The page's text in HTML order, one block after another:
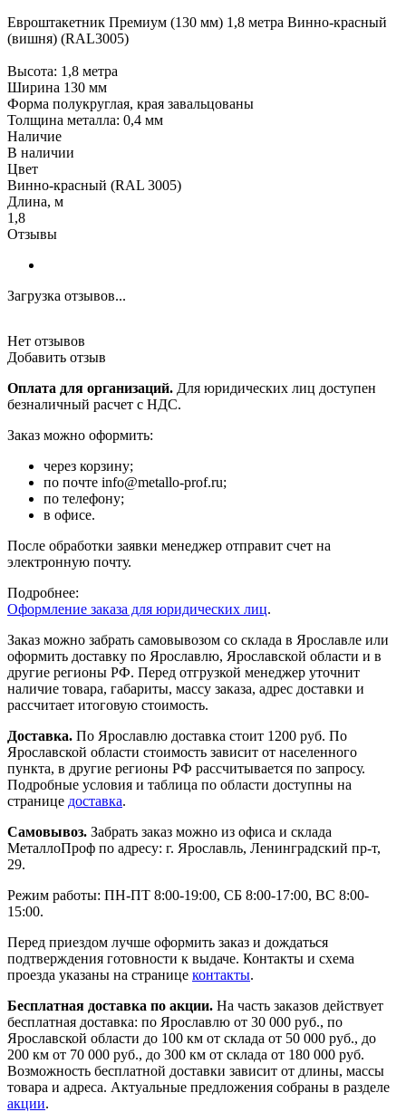
Евроштакетник Премиум (130 мм) 1,8 метра Винно-красный
(вишня) (RAL3005)
Высота: 1,8 метра
Ширина 130 мм
Форма полукруглая, края завальцованы
Толщина металла: 0,4 мм
Наличие
В наличии
Цвет
Винно-красный (RAL 3005)
Длина, м
1,8
Отзывы
Загрузка отзывов...
Нет отзывов
Добавить отзыв
Оплата для организаций. Для юридических лиц доступен
безналичный расчет с НДС.
Заказ можно оформить:
через корзину;
по почте info@metallo-prof.ru;
по телефону;
в офисе.
После обработки заявки менеджер отправит счет на
электронную почту.
Подробнее:
Оформление заказа для юридических лиц.
Заказ можно забрать самовывозом со склада в Ярославле или
оформить доставку по Ярославлю, Ярославской области и в
другие регионы РФ. Перед отгрузкой менеджер уточнит
наличие товара, габариты, массу заказа, адрес доставки и
рассчитает итоговую стоимость.
Доставка. По Ярославлю доставка стоит 1200 руб. По
Ярославской области стоимость зависит от населенного
пункта, в другие регионы РФ рассчитывается по запросу.
Подробные условия и таблица по области доступны на
странице доставка.
Самовывоз. Забрать заказ можно из офиса и склада
МеталлоПроф по адресу: г. Ярославль, Ленинградский пр-т,
29.
Режим работы: ПН-ПТ 8:00-19:00, СБ 8:00-17:00, ВС 8:00-
15:00.
Перед приездом лучше оформить заказ и дождаться
подтверждения готовности к выдаче. Контакты и схема
проезда указаны на странице контакты.
Бесплатная доставка по акции. На часть заказов действует
бесплатная доставка: по Ярославлю от 30 000 руб., по
Ярославской области до 100 км от склада от 50 000 руб., до
200 км от 70 000 руб., до 300 км от склада от 180 000 руб.
Возможность бесплатной доставки зависит от длины, массы
товара и адреса. Актуальные предложения собраны в разделе
акции.